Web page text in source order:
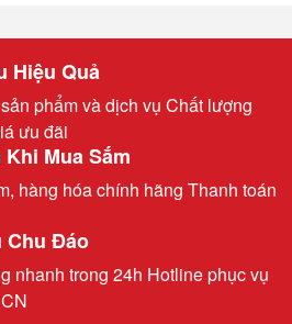
Hiệu Quả
phẩm và dịch vụ Chất lượng
ưu đãi
Khi Mua Sắm
hàng hóa chính hãng Thanh toán
Chu Đáo
nhanh trong 24h Hotline phục vụ